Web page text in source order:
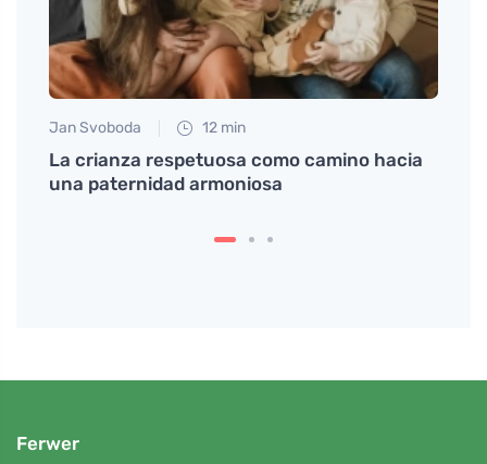
Jan Svoboda 12 min
La crianza respetuosa como camino hacia
una paternidad armoniosa
Ferwer